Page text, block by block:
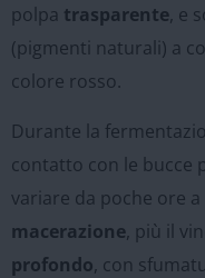
polpa trasparente, e
(pigmenti naturali) a
colore rosso.
Durante la
contatto con le bucce
variare da poche ore
macerazione, più il
profondo, con